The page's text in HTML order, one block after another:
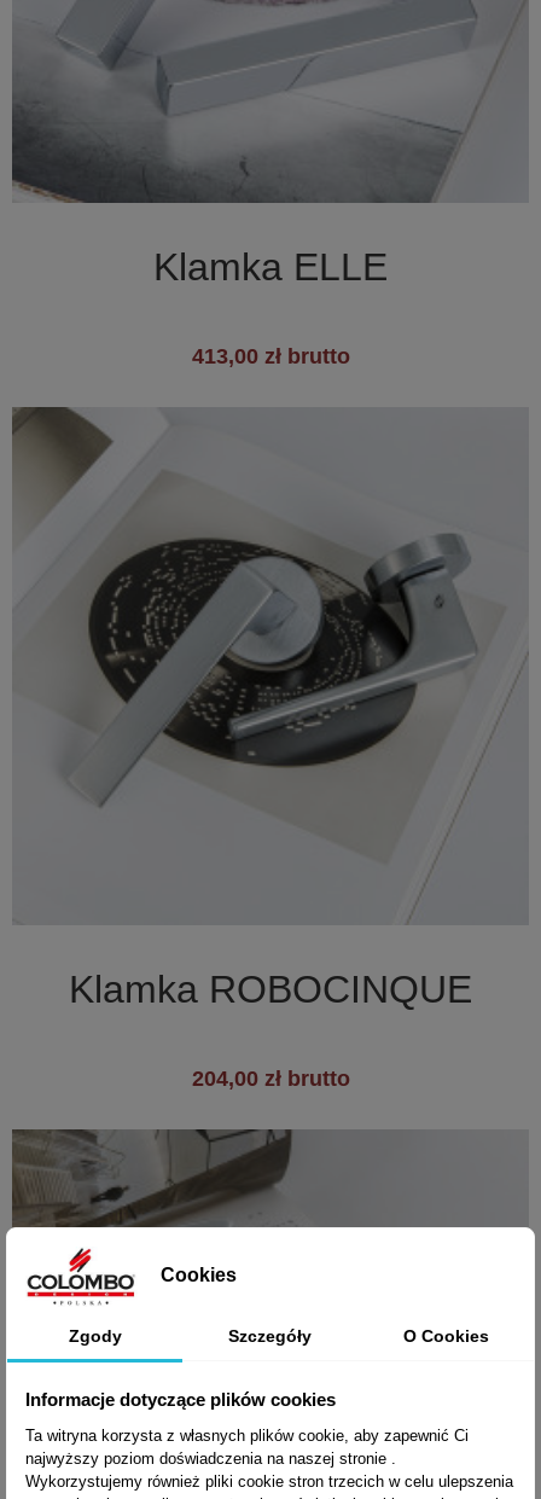
Klamka ELLE
413,00 zł brutto
Klamka ROBOCINQUE
204,00 zł brutto
Cookies
Zgody Szczegóły O Cookies
Informacje dotyczące plików cookies
Ta witryna korzysta z własnych plików cookie, aby zapewnić Ci
najwyższy poziom doświadczenia na naszej stronie .
Wykorzystujemy również pliki cookie stron trzecich w celu ulepszenia